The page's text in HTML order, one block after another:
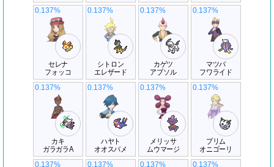
セレナ
フォッコ
0.137%
シトロン
エレザード
0.137%
カゲツ
アブソル
0.137%
マツバ
フワライド
0.137%
カキ
ガラガラA
0.137%
ハヤト
オオスバメ
0.137%
メリッサ
ムウマージ
0.137%
プリム
オニゴーリ
0.137%
0.137% 0.137% 0.137% 0.137%